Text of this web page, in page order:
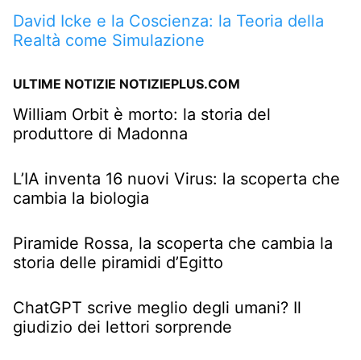
David Icke e la Coscienza: la Teoria della
Realtà come Simulazione
ULTIME NOTIZIE NOTIZIEPLUS.COM
William Orbit è morto: la storia del
produttore di Madonna
L’IA inventa 16 nuovi Virus: la scoperta che
cambia la biologia
Piramide Rossa, la scoperta che cambia la
storia delle piramidi d’Egitto
ChatGPT scrive meglio degli umani? Il
giudizio dei lettori sorprende